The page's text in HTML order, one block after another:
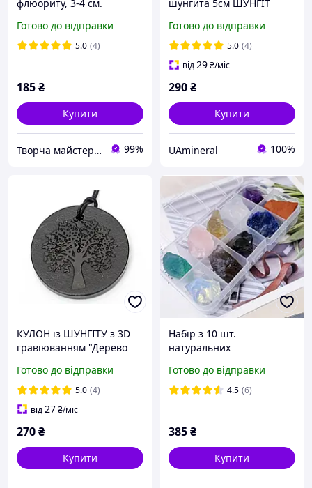
флюориту, 3-4 см.
флюориту. 1шт.
Напівдорогоцінне
Готово до відправки
5.0 (4)
185₴
Купити
Творча майстерня "WoollyFox" 99%
шунгита 5см ШУНГІТ
Готово до відправки
5.0 (4)
від29₴/міс
290₴
Купити
UAmineral 100%
КУЛОН із ШУНГІТУ з 3D
гравіюванням "Дерево
Готово до відправки
5.0 (4)
від27₴/міс
270₴
Купити
Набір з 10 шт.
натуральних
енергетичних мінералів
та каменів чакри в
Готово до відправки
4.5 (6)
385₴
Купити